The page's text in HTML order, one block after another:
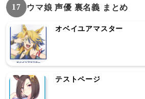
17 ウマ娘 声優 裏名義 まとめ
オベイユアマスター
テストページ